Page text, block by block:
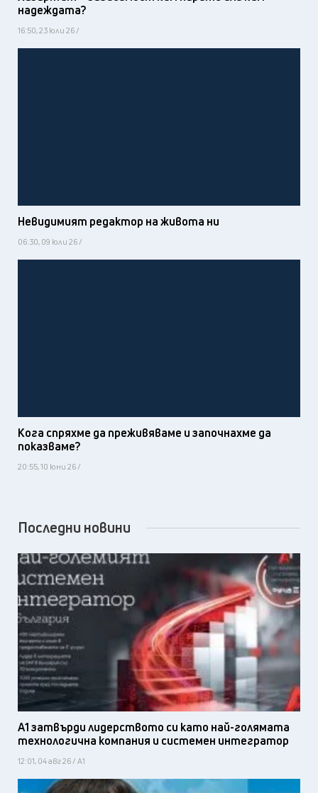
надеждата?
16:50, 23 юли 26 /
Невидимият редактор на живота ни
06:30, 09 юли 26 /
Кога спряхме да преживяваме и започнахме да
показваме?
20:55, 10 юни 26 /
Последни новини
А1 затвърди лидерството си като най-голямата
технологична компания и системен интегратор
12:01, 04 авг 26 / А1